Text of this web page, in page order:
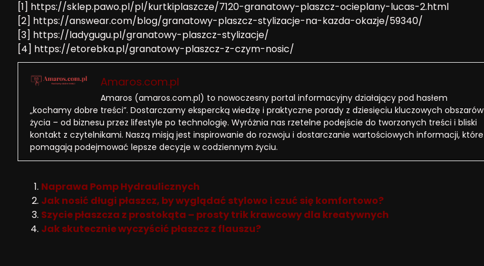
[1] https://sklep.pawo.pl/pl/kurtkiplaszcze/7120-granatowy-plaszcz-ocieplany-lucas-2.html
[2] https://answear.com/blog/granatowy-plaszcz-stylizacje-na-kazda-okazje/59340/
[3] https://ladygugu.pl/granatowy-plaszcz-stylizacje/
[4] https://etorebka.pl/granatowy-plaszcz-z-czym-nosic/
Amaros.com.pl
Amaros (amaros.com.pl) to nowoczesny portal informacyjny działający pod hasłem
„kochamy dobre treści”. Dostarczamy ekspercką wiedzę i praktyczne porady z dziesięciu kluczowych obszarów
życia – od biznesu przez lifestyle po technologię. Wyróżnia nas rzetelne podejście do tworzonych treści i bliski
kontakt z czytelnikami. Naszą misją jest inspirowanie do rozwoju i dostarczanie wartościowych informacji, które
pomagają podejmować lepsze decyzje w codziennym życiu.
Naprawa Pomp Hydraulicznych
Jak nosić długi płaszcz, by wyglądać stylowo i czuć się komfortowo?
Szycie płaszcza z prostokąta – prosty trik krawcowy dla kreatywnych
Jak skutecznie wyczyścić płaszcz z flauszu?